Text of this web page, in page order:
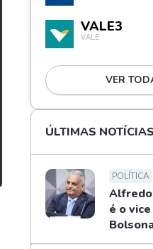
VALE3
VALE
VER
ÚLTIMAS NOTÍCIAS
POLÍTICA
Alfredo
é o
pela